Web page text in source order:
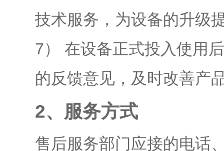
技术服务，为设备的升级
7）
在设备正式投入使用
的反馈意见，及时改善产
2、服务方式
售后服务部门应接的电话